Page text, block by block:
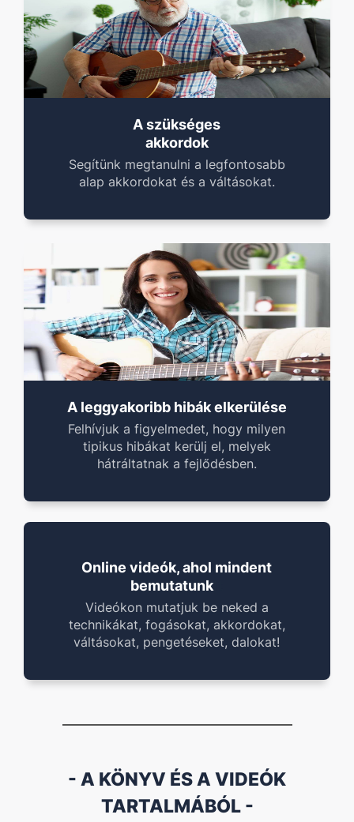
A szükséges
akkordok
Segítünk megtanulni a legfontosabb
alap akkordokat és a váltásokat.
A leggyakoribb hibák elkerülése
Felhívjuk a figyelmedet, hogy milyen
tipikus hibákat kerülj el, melyek
hátráltatnak a fejlődésben.
Online videók, ahol mindent
bemutatunk!
Videókon mutatjuk be neked a
technikákat, fogásokat, akkordokat,
váltásokat, pengetéseket, dalokat!
- A KÖNYV ÉS A VIDEÓK
TARTALMÁBÓL -